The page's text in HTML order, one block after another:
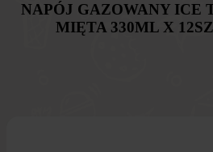
NAPÓJ GAZOWANY ICE
MIĘTA 330ML X